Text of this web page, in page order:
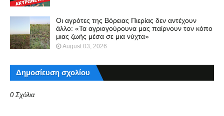
Οι αγρότες της Βόρειας Πιερίας δεν αντέχουν
άλλο: «Τα αγριογούρουνα μας παίρνουν τον κόπο
μιας ζωής μέσα σε μια νύχτα»
August 03, 2026
Δημοσίευση σχολίου
0 Σχόλια